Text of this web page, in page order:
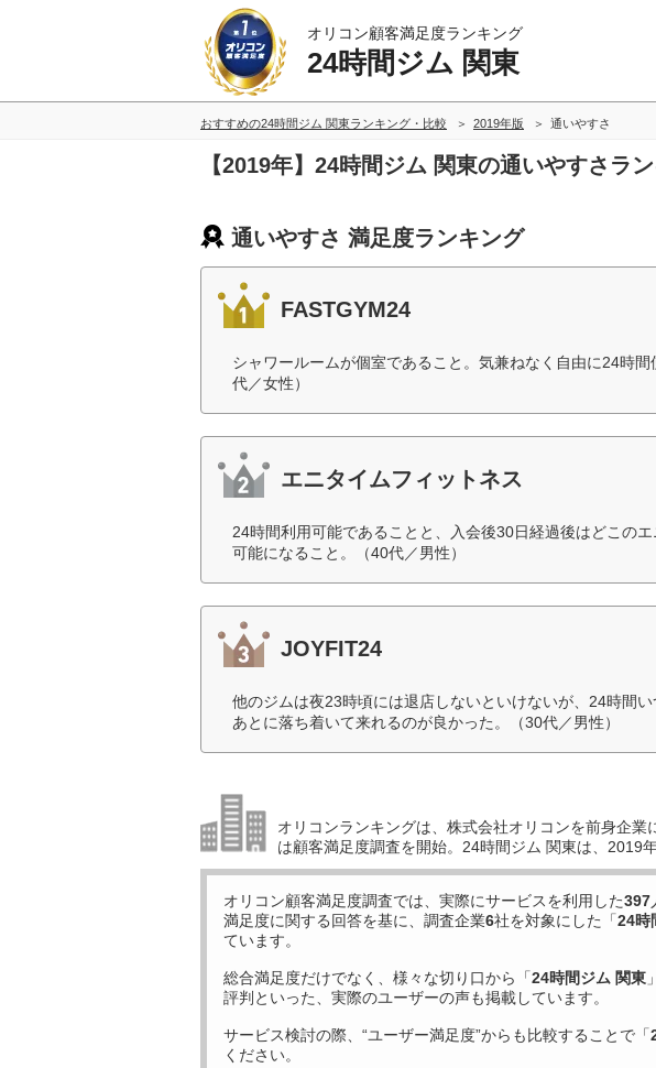
オリコン顧客満足度ランキング
24時間ジム 関東
おすすめの24時間ジム 関東ランキング・比較 2019年版 通いやすさ
【2019年】24時間ジム 関東の通いやすさラ
通いやすさ 満足度ランキング
FASTGYM24
シャワールームが個室であること。気兼ねなく自由に24時
代／女性）
エニタイムフィットネス
24時間利用可能であることと、入会後30日経過後はどこの
可能になること。（40代／男性）
JOYFIT24
他のジムは夜23時頃には退店しないといけないが、24時間
あとに落ち着いて来れるのが良かった。（30代／男性）
オリコンランキングは、株式会社オリコンを前身企
は顧客満足度調査を開始。24時間ジム 関東は、2019
オリコン顧客満足度調査では、実際にサービスを利用した397
満足度に関する回答を基に、調査企業6社を対象にした「24時
ています。
総合満足度だけでなく、様々な切り口から「24時間ジム 関東
評判といった、実際のユーザーの声も掲載しています。
サービス検討の際、“ユーザー満足度”からも比較することで「
ください。